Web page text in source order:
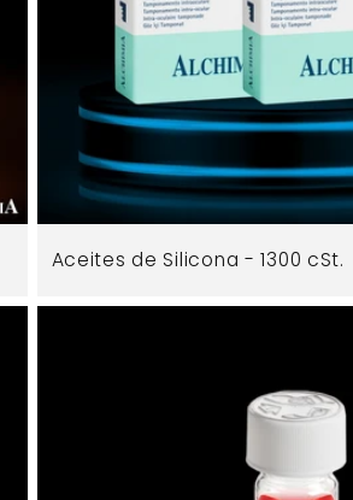
Aceites de Silicona - 1300 cSt.